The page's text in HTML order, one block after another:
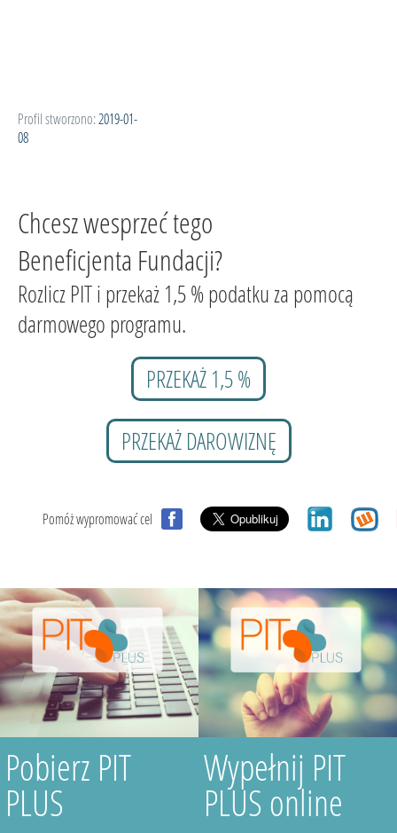
Profil stworzono: 2019-01-
08
Chcesz wesprzeć tego
Beneficjenta Fundacji?
Rozlicz PIT i przekaż 1,5 % podatku za pomocą
darmowego programu.
PRZEKAŻ 1,5 %
PRZEKAŻ DAROWIZNĘ
Pomóż wypromować cel
Pobierz PIT
PLUS
Wypełnij PIT
PLUS online